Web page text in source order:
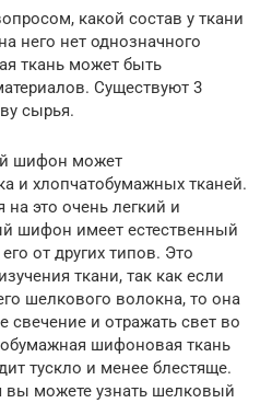
какой состав у ткани
него нет однозначного
ткань может быть
Существуют 3
сырья.
шифон может
и хлопчатобумажных тканей.
это очень легкий и
шифон имеет естественный
от других типов. Это
ткани, так как если
шелкового волокна, то она
свечение и отражать свет во
шифоновая ткань
тускло и менее блестяще.
можете узнать шелковый